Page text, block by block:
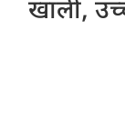
खाली,